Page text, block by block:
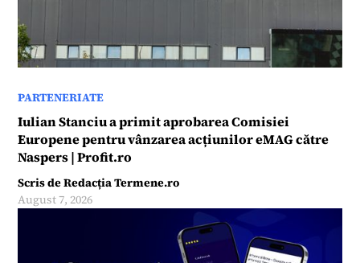
PARTENERIATE
Iulian Stanciu a primit aprobarea Comisiei
Europene pentru vânzarea acțiunilor eMAG către
Naspers | Profit.ro
Scris deRedacția Termene.ro
August 7, 2026